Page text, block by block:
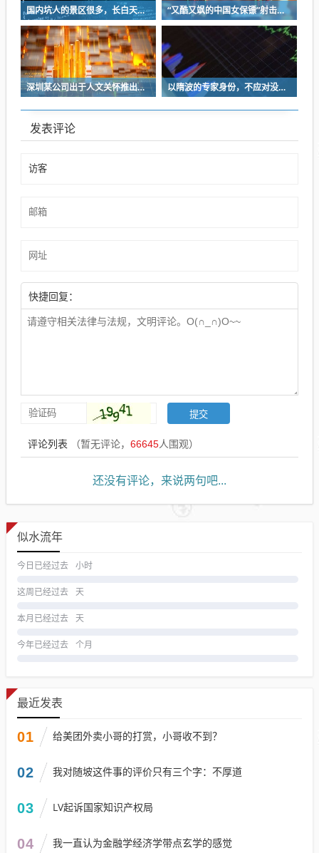
国内坑人的景区很多，长白天池只是其中被坑印象最深的那一个 “又酷又飒的中国女保镖”射击夺冠
深圳某公司出于人文关怀推出内部托管，结果无孩单身员工举报了，核心理由有两个 以隋波的专家身份，不应对没统一标准的口味指手画脚，依仗专家身份欺负一线厨师
发表评论
快捷回复：
评论列表 （暂无评论， 66645人围观）
还没有评论，来说两句吧...
似水流年
今日已经过去 小时
这周已经过去 天
本月已经过去 天
今年已经过去 个月
最近发表
01 给美团外卖小哥的打赏，小哥收不到？
02 我对随坡这件事的评价只有三个字：不厚道
03 LV起诉国家知识产权局
04 我一直认为金融学经济学带点玄学的感觉